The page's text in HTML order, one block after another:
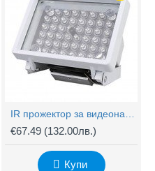
€67.49 (132.00лв.)
Купи